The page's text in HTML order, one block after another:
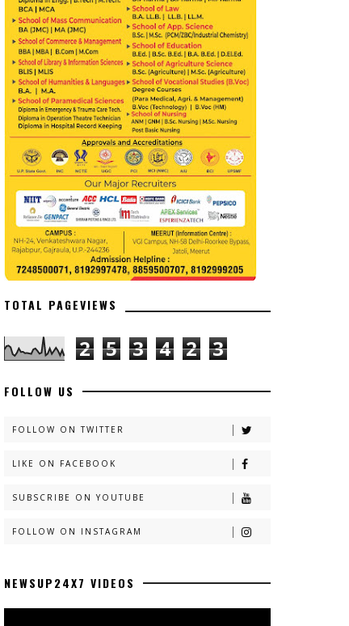
TOTAL PAGEVIEWS
2 5 3 4 2 3
FOLLOW US
FOLLOW ON TWITTER
LIKE ON FACEBOOK
SUBSCRIBE ON YOUTUBE
FOLLOW ON INSTAGRAM
NEWSUP24X7 VIDEOS